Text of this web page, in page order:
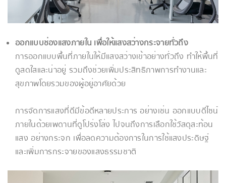
ออกแบบช่องแสงภายใน เพื่อให้แสงสว่างกระจายทั่วถึง
การออกแบบพื้นที่ภายในให้มีแสงสว่างเข้าอย่างทั่วถึง ทำให้พื้นที่
ดูสดใสและน่าอยู่ รวมถึงช่วยเพิ่มประสิทธิภาพการทำงานและ
สุขภาพโดยรวมของผู้อยู่อาศัยด้วย
การจัดการแสงที่ดีมีข้อดีหลายประการ อย่างเช่น ออกแบบดีไซน์
ภายในด้วยเพดานที่ดูโปร่งโล่ง ไปจนถึงการเลือกใช้วัสดุสะท้อน
แสง อย่างกระจก เพื่อลดความต้องการในการใช้แสงประดิษฐ์
และเพิ่มการกระจายของแสงธรรมชาติ